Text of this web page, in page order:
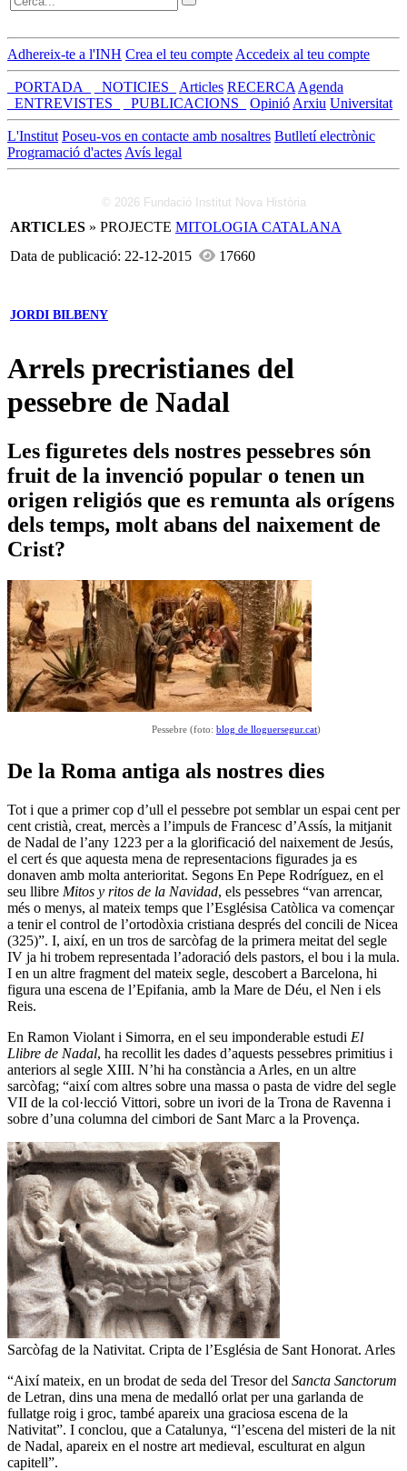
Adhereix-te a l'INH Crea el teu compte Accedeix al teu compte
_PORTADA_ _NOTICIES_ Articles RECERCA Agenda
_ENTREVISTES_
_PUBLICACIONS_ Opinió Arxiu Universitat
L'Institut Poseu-vos en contacte amb nosaltres Butlletí electrònic
Programació d'actes Avís legal
© 2026 Fundació Institut Nova Història
ARTICLES » PROJECTE MITOLOGIA CATALANA
Data de publicació: 22-12-2015
17660
JORDI BILBENY
Arrels precristianes del
pessebre de Nadal
Les figuretes dels nostres pessebres són
fruit de la invenció popular o tenen un
origen religiós que es remunta als orígens
dels temps, molt abans del naixement de
Crist?
Pessebre (foto: blog de lloguersegur.cat)
De la Roma antiga als nostres dies
Tot i que a primer cop d’ull el pessebre pot semblar un espai cent per
cent cristià, creat, mercès a l’impuls de Francesc d’Assís, la mitjanit
de Nadal de l’any 1223 per a la glorificació del naixement de Jesús,
el cert és que aquesta mena de representacions figurades ja es
donaven amb molta anterioritat. Segons En Pepe Rodríguez, en el
seu llibre Mitos y ritos de la Navidad, els pessebres “van arrencar,
més o menys, al mateix temps que l’Esglésisa Catòlica va començar
a tenir el control de l’ortodòxia cristiana després del concili de Nicea
(325)”. I, així, en un tros de sarcòfag de la primera meitat del segle
IV ja hi trobem representada l’adoració dels pastors, el bou i la mula.
I en un altre fragment del mateix segle, descobert a Barcelona, hi
figura una escena de l’Epifania, amb la Mare de Déu, el Nen i els
Reis.
En Ramon Violant i Simorra, en el seu imponderable estudi El
Llibre de Nadal, ha recollit les dades d’aquests pessebres primitius i
anteriors al segle XIII. N’hi ha constància a Arles, en un altre
sarcòfag; “així com altres sobre una massa o pasta de vidre del segle
VII de la col·lecció Vittori, sobre un ivori de la Trona de Ravenna i
sobre d’una columna del cimbori de Sant Marc a la Provença.
Sarcòfag de la Nativitat. Cripta de l’Església de Sant Honorat. Arles
“Així mateix, en un brodat de seda del Tresor del Sancta Sanctorum
de Letran, dins una mena de medalló orlat per una garlanda de
fullatge roig i groc, també apareix una graciosa escena de la
Nativitat”. I conclou, que a Catalunya, “l’escena del misteri de la nit
de Nadal, apareix en el nostre art medieval, esculturat en algun
capitell”.